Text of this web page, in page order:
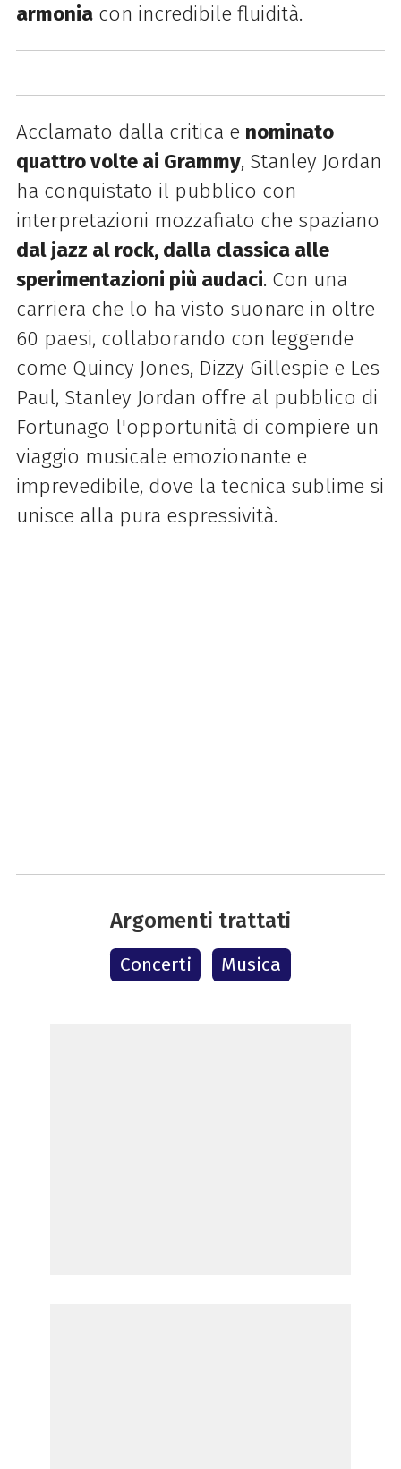
armoniacon incredibile fluidità.
Acclamato dalla critica e nominato
quattro volte ai Grammy, Stanley Jordan
ha conquistato il pubblico con
interpretazioni mozzafiato che spaziano
dal jazz al rock, dalla classica alle
sperimentazioni più audaci. Con una
carriera che lo ha visto suonare in oltre
60 paesi, collaborando con leggende
come Quincy Jones, Dizzy Gillespie e Les
Paul, Stanley Jordan offre al pubblico di
Fortunago l'opportunità di compiere un
viaggio musicale emozionante e
imprevedibile, dove la tecnica sublime si
unisce alla pura espressività.
Argomenti trattati
Concerti Musica